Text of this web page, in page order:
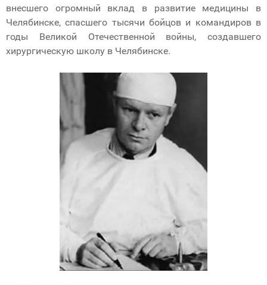
внесшего огромный вклад в развитие медицины в
Челябинске, спасшего тысячи бойцов и командиров в
годы Великой Отечественной войны, создавшего
хирургическую школу в Челябинске.